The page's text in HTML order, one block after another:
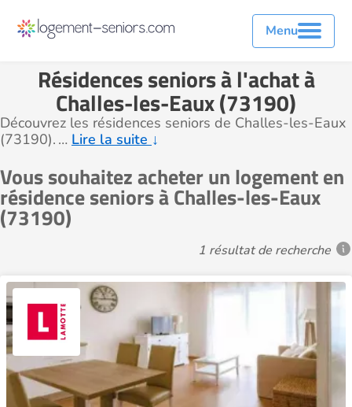
Menu
Résidences seniors à l'achat à
Challes-les-Eaux (73190)
Découvrez les résidences seniors de Challes-les-Eaux
(73190). … Lire la suite ↓
Vous souhaitez acheter un logement en
résidence seniors à Challes-les-Eaux
(73190)
1 résultat de recherche